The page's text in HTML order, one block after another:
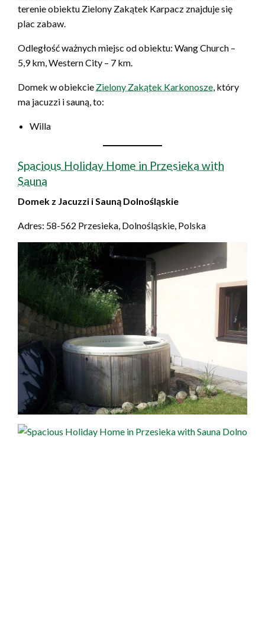
terenie obiektu Zielony Zakątek Karpacz znajduje się
plac zabaw.
Odległość ważnych miejsc od obiektu: Wang Church –
5,9 km, Western City – 7 km.
Domek w obiekcie Zielony Zakątek Karkonosze, który
ma jacuzzi i sauną, to:
Willa
Spacious Holiday Home in Przesieka with
Sauna
Domek z Jacuzzi i Sauną Dolnośląskie
Adres: 58-562 Przesieka, Dolnośląskie, Polska